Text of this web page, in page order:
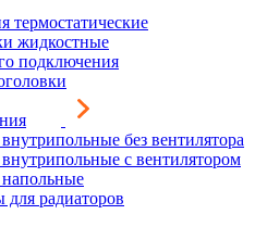
термостатические
жидкостные
подключения
без вентилятора
с вентилятором
радиаторов